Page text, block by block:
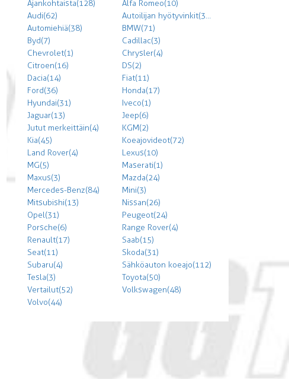
Ajankohtaista (128)
Alfa Romeo (10)
Audi (62)
Autoilijan hyötyvinkit (300)
Automiehiä (38)
BMW (71)
Byd (7)
Cadillac (3)
Chevrolet (1)
Chrysler (4)
Citroen (16)
DS (2)
Dacia (14)
Fiat (11)
Ford (36)
Honda (17)
Hyundai (31)
Iveco (1)
Jaguar (13)
Jeep (6)
Jutut merkeittäin (4)
KGM (2)
Kia (45)
Koeajovideot (72)
Land Rover (4)
Lexus (10)
MG (5)
Maserati (1)
Maxus (3)
Mazda (24)
Mercedes-Benz (84)
Mini (3)
Mitsubishi (13)
Nissan (26)
Opel (31)
Peugeot (24)
Porsche (6)
Range Rover (4)
Renault (17)
Saab (15)
Seat (11)
Skoda (31)
Subaru (4)
Sähköauton koeajo (112)
Tesla (3)
Toyota (50)
Vertailut (52)
Volkswagen (48)
Volvo (44)